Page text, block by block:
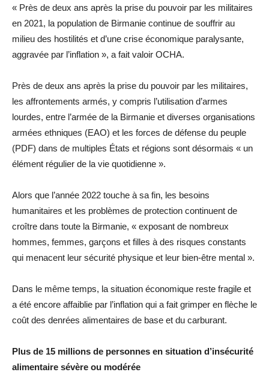
« Près de deux ans après la prise du pouvoir par les militaires
en 2021, la population de Birmanie continue de souffrir au
milieu des hostilités et d’une crise économique paralysante,
aggravée par l’inflation », a fait valoir OCHA.
Près de deux ans après la prise du pouvoir par les militaires,
les affrontements armés, y compris l’utilisation d’armes
lourdes, entre l’armée de la Birmanie et diverses organisations
armées ethniques (EAO) et les forces de défense du peuple
(PDF) dans de multiples États et régions sont désormais « un
élément régulier de la vie quotidienne ».
Alors que l’année 2022 touche à sa fin, les besoins
humanitaires et les problèmes de protection continuent de
croître dans toute la Birmanie, « exposant de nombreux
hommes, femmes, garçons et filles à des risques constants
qui menacent leur sécurité physique et leur bien-être mental ».
Dans le même temps, la situation économique reste fragile et
a été encore affaiblie par l’inflation qui a fait grimper en flèche le
coût des denrées alimentaires de base et du carburant.
Plus de 15 millions de personnes en situation d’insécurité
alimentaire sévère ou modérée